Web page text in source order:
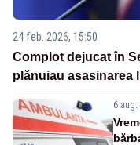
24 feb. 2026, 15:50
Complot dejucat în
plănuiau asasinarea
6 aug.